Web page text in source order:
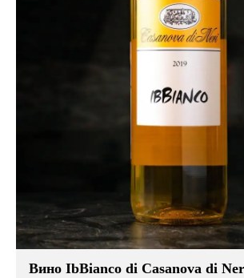
Вино IbBianco di Casanova di